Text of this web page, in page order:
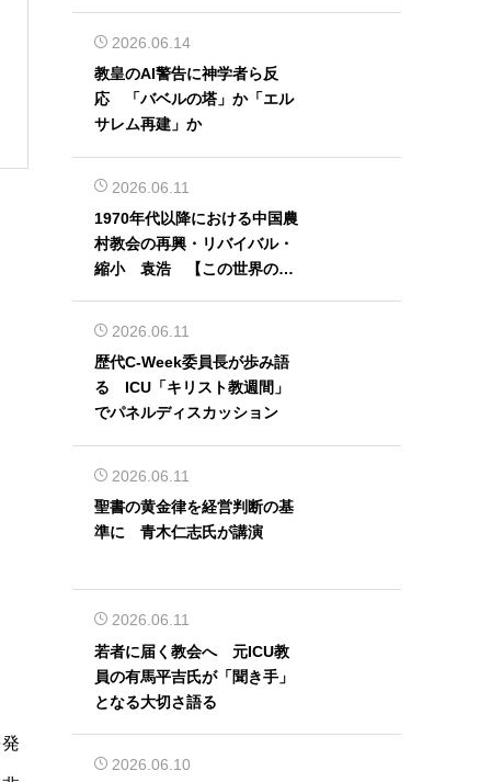
2026.06.14
教皇のAI警告に神学者ら反
応 「バベルの塔」か「エル
サレム再建」か
2026.06.11
1970年代以降における中国農
村教会の再興・リバイバル・
縮小 袁浩 【この世界の片
2026.06.11
歴代C-Week委員長が歩み語
る ICU「キリスト教週間」
でパネルディスカッション
2026.06.11
聖書の黄金律を経営判断の基
準に 青木仁志氏が講演
2026.06.11
若者に届く教会へ 元ICU教
員の有馬平吉氏が「聞き手」
となる大切さ語る
2026.06.10